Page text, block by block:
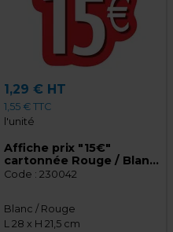
1,29 € HT
1,55 € TTC
l'unité
Affiche prix "15€"
cartonnée Rouge / Blanc
28 x 21,5 cm
Code : 230042
Blanc / Rouge
L 28 x H 21,5 cm